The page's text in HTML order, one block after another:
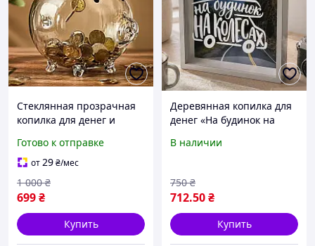
Стеклянная прозрачная
копилка для денег и
Kopilka 22588 детские
копилки для детей и дома
Готово к отправке
от29₴/мес
699₴
1 000 ₴
Купить
Деревянная копилка для
денег «На будинок на
настенная с принтом,
В наличии
712.50₴
750 ₴
Купить